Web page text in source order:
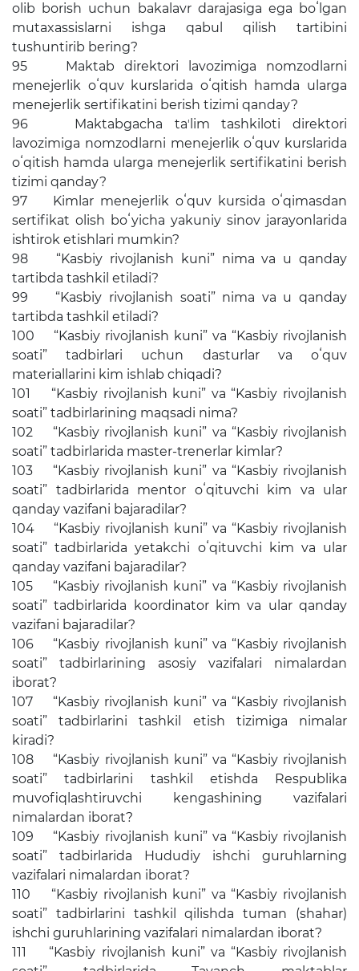
olib borish uchun bakalavr darajasiga ega boʻlgan
mutaxassislarni ishga qabul qilish tartibini
tushuntirib bering?
95 Maktab direktori lavozimiga nomzodlarni
menejerlik oʻquv kurslarida oʻqitish hamda ularga
menejerlik sertifikatini berish tizimi qanday?
96 Maktabgacha taʼlim tashkiloti direktori
lavozimiga nomzodlarni menejerlik oʻquv kurslarida
oʻqitish hamda ularga menejerlik sertifikatini berish
tizimi qanday?
97 Kimlar menejerlik oʻquv kursida oʻqimasdan
sertifikat olish boʻyicha yakuniy sinov jarayonlarida
ishtirok etishlari mumkin?
98 “Kasbiy rivojlanish kuni” nima va u qanday
tartibda tashkil etiladi?
99 “Kasbiy rivojlanish soati” nima va u qanday
tartibda tashkil etiladi?
100 “Kasbiy rivojlanish kuni” va “Kasbiy rivojlanish
soati” tadbirlari uchun dasturlar va oʻquv
materiallarini kim ishlab chiqadi?
101 “Kasbiy rivojlanish kuni” va “Kasbiy rivojlanish
soati” tadbirlarining maqsadi nima?
102 “Kasbiy rivojlanish kuni” va “Kasbiy rivojlanish
soati” tadbirlarida master-trenerlar kimlar?
103 “Kasbiy rivojlanish kuni” va “Kasbiy rivojlanish
soati” tadbirlarida mentor oʻqituvchi kim va ular
qanday vazifani bajaradilar?
104 “Kasbiy rivojlanish kuni” va “Kasbiy rivojlanish
soati” tadbirlarida yetakchi oʻqituvchi kim va ular
qanday vazifani bajaradilar?
105 “Kasbiy rivojlanish kuni” va “Kasbiy rivojlanish
soati” tadbirlarida koordinator kim va ular qanday
vazifani bajaradilar?
106 “Kasbiy rivojlanish kuni” va “Kasbiy rivojlanish
soati” tadbirlarining asosiy vazifalari nimalardan
iborat?
107 “Kasbiy rivojlanish kuni” va “Kasbiy rivojlanish
soati” tadbirlarini tashkil etish tizimiga nimalar
kiradi?
108 “Kasbiy rivojlanish kuni” va “Kasbiy rivojlanish
soati” tadbirlarini tashkil etishda Respublika
muvofiqlashtiruvchi kengashining vazifalari
nimalardan iborat?
109 “Kasbiy rivojlanish kuni” va “Kasbiy rivojlanish
soati” tadbirlarida Hududiy ishchi guruhlarning
vazifalari nimalardan iborat?
110 “Kasbiy rivojlanish kuni” va “Kasbiy rivojlanish
soati” tadbirlarini tashkil qilishda tuman (shahar)
ishchi guruhlarining vazifalari nimalardan iborat?
111 “Kasbiy rivojlanish kuni” va “Kasbiy rivojlanish